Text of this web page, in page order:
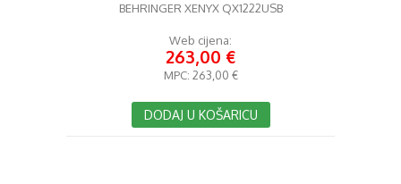
BEHRINGER XENYX QX1222USB
Web cijena:
263,00 €
MPC: 263,00 €
DODAJ U KOŠARICU